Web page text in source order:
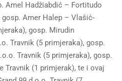
Amel Hadžiabdić – Fortitudo
Amer Halep – Vlašić-
gosp. Mirudin
Travnik (5 primjeraka), gosp.
Travnik (5 primjeraka), gosp.
Travnik (1 primjerak), te i ovaj